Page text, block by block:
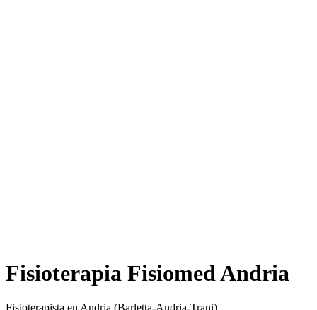
Fisioterapia Fisiomed Andria